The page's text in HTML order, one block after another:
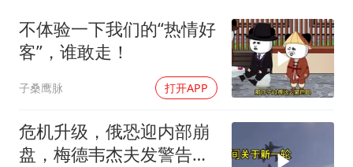
我国编制完成新版全月地质图
“深圳地面沉降致车辆损坏”不实
奋进开新局 实干挑大梁
不体验一下我们的“热情好
客”，谁敢走！
子桑鹰脉 打开APP
危机升级，俄恐迎内部崩
盘，梅德韦杰夫发警告，